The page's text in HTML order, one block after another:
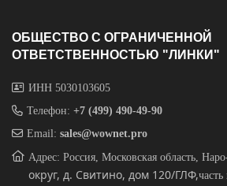
ОБЩЕСТВО С ОГРАНИЧЕННОЙ
ОТВЕТСТВЕННОСТЬЮ "ЛИНКИ"
ИНН 5030103605
Телефон: +7 (499) 490-49-90
Email: sales@wownet.pro
Адрес: Россия, Московская область,
округ, д. Свитино, дом 120/ГЛФ,